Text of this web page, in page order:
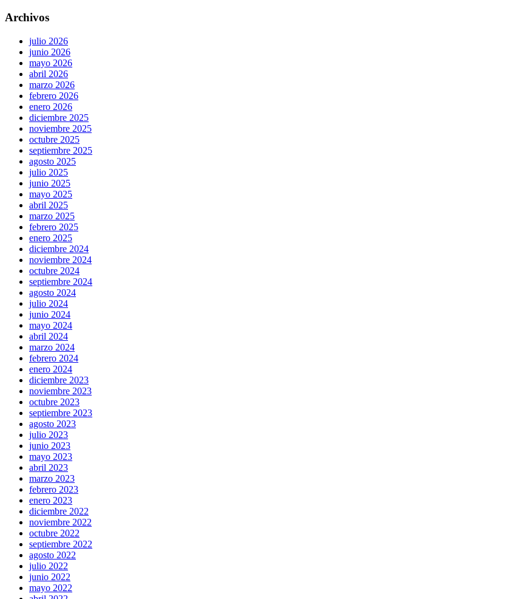
Archivos
julio 2026
junio 2026
mayo 2026
abril 2026
marzo 2026
febrero 2026
enero 2026
diciembre 2025
noviembre 2025
octubre 2025
septiembre 2025
agosto 2025
julio 2025
junio 2025
mayo 2025
abril 2025
marzo 2025
febrero 2025
enero 2025
diciembre 2024
noviembre 2024
octubre 2024
septiembre 2024
agosto 2024
julio 2024
junio 2024
mayo 2024
abril 2024
marzo 2024
febrero 2024
enero 2024
diciembre 2023
noviembre 2023
octubre 2023
septiembre 2023
agosto 2023
julio 2023
junio 2023
mayo 2023
abril 2023
marzo 2023
febrero 2023
enero 2023
diciembre 2022
noviembre 2022
octubre 2022
septiembre 2022
agosto 2022
julio 2022
junio 2022
mayo 2022